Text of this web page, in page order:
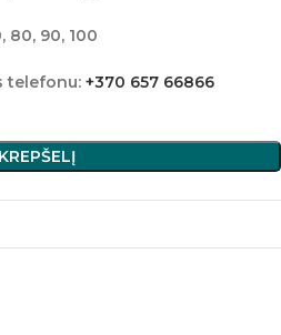
80, 90, 100
telefonu: +370 657 66866